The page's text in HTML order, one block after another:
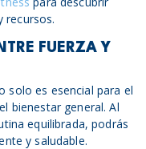
recursos.
FUERZA Y
solo es esencial para el
bienestar general. Al
equilibrada, podrás
y saludable.